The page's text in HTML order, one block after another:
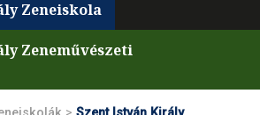
Zeneiskola
Zeneművészeti